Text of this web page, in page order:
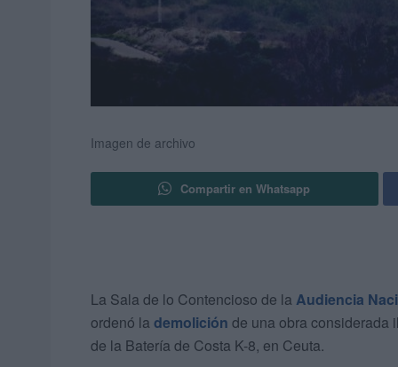
Imagen de archivo
Compartir en Whatsapp
La Sala de lo Contencioso de la Audiencia
ordenó la demolición de una obra considerada
de la Batería de Costa K-8, en Ceuta.